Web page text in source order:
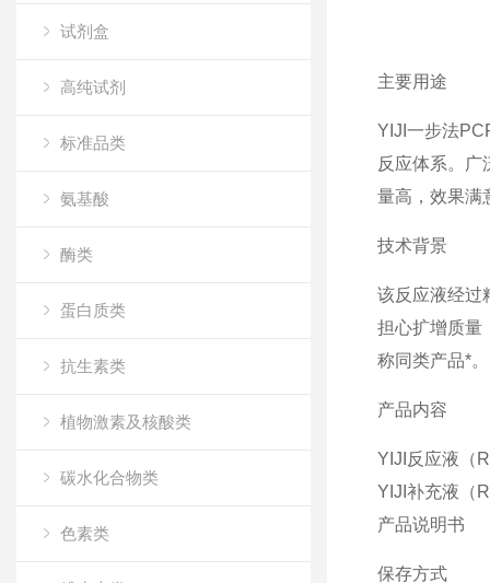
试剂盒
高纯试剂
标准品类
氨基酸
酶类
蛋白质类
抗生素类
植物激素及核酸类
碳水化合物类
色素类
主要用途
YIJI一步法
反应体系。
量高，效果满
技术背景
该反应液经过
担心扩增质量
称同类产品*。
产品内容
YIJI反应
YIJI补
产品
保存方式